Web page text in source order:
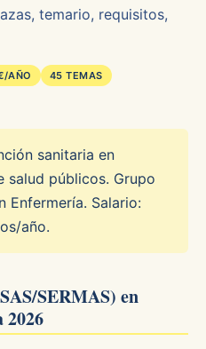
temario, requisitos,
AÑO
45 TEMAS
sanitaria en
salud públicos. Grupo
Enfermería. Salario:
año.
SERMAS) en
2026